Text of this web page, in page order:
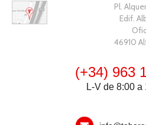
Pl.
Edif.
46910
(+34) 963
L-V de 8:00 a